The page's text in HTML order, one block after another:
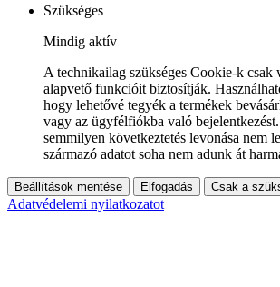
Szükséges
Mindig aktív
A technikailag szükséges Cookie-k csak
alapvető funkcióit biztosítják.
hogy lehetővé tegyék a termékek
vagy az ügyfélfiókba való
semmilyen következtetés levonása nem
származó adatot soha nem adunk át
Beállítások mentése Elfogadás Csak a
Adatvédelemi nyilatkozatot